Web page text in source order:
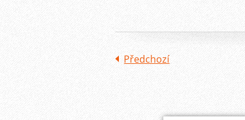
Předchozí